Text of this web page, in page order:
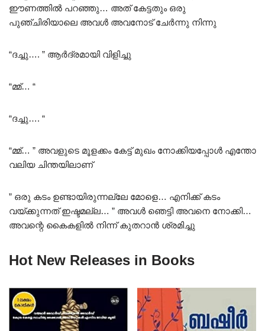
ഈണത്തിൽ പറഞ്ഞു… അത് കേട്ടതും ഒരു
പുഞ്ചിരിയാലെ അവൾ അവനോട് ചേർന്നു നിന്നു
“ദച്ചു…. ” ആർദ്രമായി വിളിച്ചു
“മ്മ്… “
“ദച്ചു…. “
“മ്മ്… ” അവളുടെ മൂളക്കം കേട്ട് മുഖം നോക്കിയപ്പോൾ എന്തോ
വലിയ ചിന്തയിലാണ്
” ഒരു കടം ഉണ്ടായിരുന്നല്ലേ മോളെ… എനിക്ക് കടം
വയ്ക്കുന്നത് ഇഷ്ടമല്ല… ” അവൾ ഞെട്ടി അവനെ നോക്കി…
അവന്റെ കൈകളിൽ നിന്ന് കുതറാൻ ശ്രമിച്ചു
Hot New Releases in Books